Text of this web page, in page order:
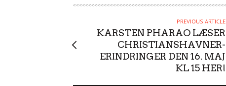
O
PREVIOUS ARTICLE
KARSTEN PHARAO LÆSER
CHRISTIANSHAVNER-
ERINDRINGER DEN 16. MAJ
KL 15 HER!